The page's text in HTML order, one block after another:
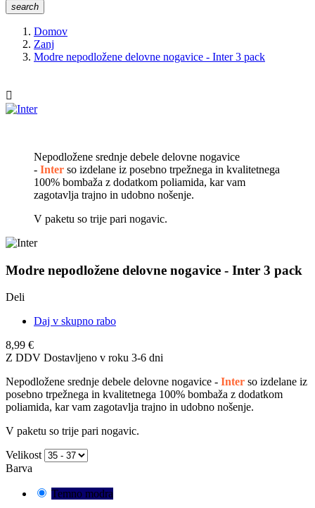
search
Domov
Zanj
Modre nepodložene delovne nogavice - Inter 3 pack

Nepodložene srednje debele delovne nogavice
- Inter so izdelane iz posebno trpežnega in kvalitetnega
100% bombaža z dodatkom poliamida, kar vam
zagotavlja trajno in udobno nošenje.
V paketu so trije pari nogavic.
Modre nepodložene delovne nogavice - Inter 3 pack
Deli
Daj v skupno rabo
8,99 €
Z DDV Dostavljeno v roku 3-6 dni
Nepodložene srednje debele delovne nogavice - Inter so izdelane iz
posebno trpežnega in kvalitetnega 100% bombaža z dodatkom
poliamida, kar vam zagotavlja trajno in udobno nošenje.
V paketu so trije pari nogavic.
Velikost
Barva
Temno modra